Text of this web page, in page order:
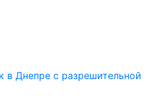
в Днепре с разрешительной